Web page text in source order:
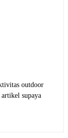
outdoor
supaya